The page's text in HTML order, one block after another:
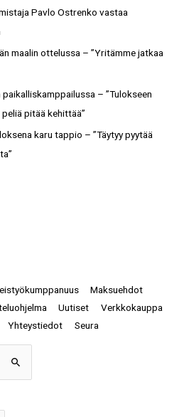
Pavlo Ostrenko vastaa
maalin ottelussa – ”Yritämme jatkaa
– ”Tulokseen
pitää kehittää”
karu tappio – ”Täytyy pyytää
Maksuehdot
Uutiset
Verkkokauppa
Yhteystiedot Seura